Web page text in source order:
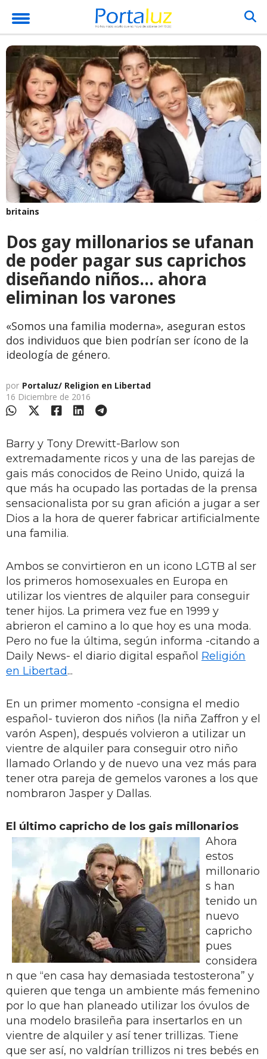
britains
Dos gay millonarios se ufanan
de poder pagar sus caprichos
diseñando niños... ahora
eliminan los varones
«Somos una familia moderna», aseguran estos
dos individuos que bien podrían ser ícono de la
ideología de género.
por Portaluz/ Religion en Libertad
16 Diciembre de 2016
Barry y Tony Drewitt-Barlow son
extremadamente ricos y una de las parejas de
gais más conocidos de Reino Unido, quizá la
que más ha ocupado las portadas de la prensa
sensacionalista por su gran afición a jugar a ser
Dios a la hora de querer fabricar artificialmente
una familia.
Ambos se convirtieron en un icono LGTB al ser
los primeros homosexuales en Europa en
utilizar los vientres de alquiler para conseguir
tener hijos. La primera vez fue en 1999 y
abrieron el camino a lo que hoy es una moda.
Pero no fue la última, según informa -citando a
Daily News- el diario digital español Religión
en Libertad...
En un primer momento -consigna el medio
español- tuvieron dos niños (la niña Zaffron y el
varón Aspen), después volvieron a utilizar un
vientre de alquiler para conseguir otro niño
llamado Orlando y de nuevo una vez más para
tener otra pareja de gemelos varones a los que
nombraron Jasper y Dallas.
El último capricho de los gais millonarios
Ahora
estos
millonario
s han
tenido un
nuevo
capricho
pues
considera
n que “en casa hay demasiada testosterona” y
quieren que tenga un ambiente más femenino
por lo que han planeado utilizar los óvulos de
una modelo brasileña para insertarlos en un
vientre de alquiler y así tener trillizas. Tiene
que ser así, no valdrían trillizos ni tres bebés en